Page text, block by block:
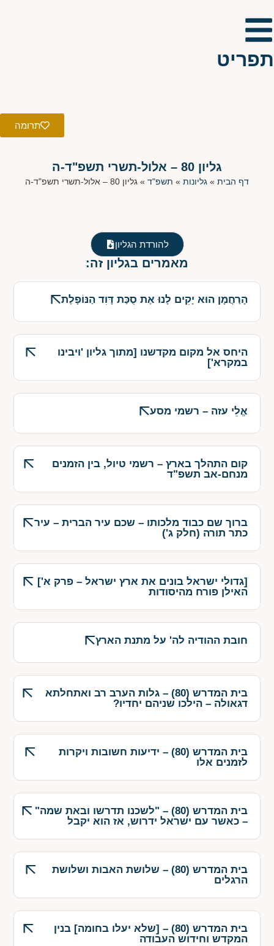
תפריט
תרומה
גליון 80 – אלול-תשרי תשפ"ד-ה
דף הבית » גליונות » תשפ"ד » גליון 80 – אלול-תשרי תשפ"ד-ה
מאמרים בגליון זה:
להורדת הגליון
הָרַחֲמָן הוּא יָקִים לָנוּ אֶת סֻכַּת דָּוִד הַנּוֹפָלֶת
היחס אל מקום מקדשנו [מתוך גליון 'ויבינו
במקרא']
אֱלֵי עזה – רשמי מסע
קום התהלך בארץ – רשמי טיול, בין הזמנים
מנחם-אב תשפ"ד
ברוך שם כבוד מלכותו – שכם עיר הברית – עיר
כתר תורה (חלק ג')
[גדולי ישראל בונים את ארץ ישראל – פרק א']
האילן פורח מהיסודות
חובת ההודיה לה' על מתנת הארץ
בית המדרש (80) – גלות הערב רב ואתחלתא
דגאולה – הילכו שניהם יחדיו?
בית המדרש (80) – ידיעות חשובות ויקרות
לזמנים אלו
בית המדרש (80) – "לשכנו תדרשו ובאת שמה"
– כאשר עם ישראל ידרוש, אז הוא יקבל
בית המדרש (80) – שלושת האבות ושלושת
הרגלים
בית המדרש (80) – [שלא יעלו בחומה] בנין
המקדש וחידוש העבודה